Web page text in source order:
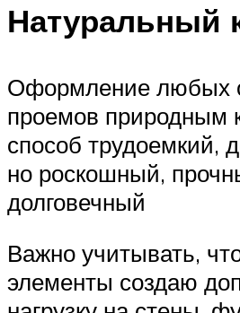
Натуральный
Оформление любых
проемов природным
способ трудоемкий,
но роскошный,
долговечный
Важно учитывать,
элементы создаю